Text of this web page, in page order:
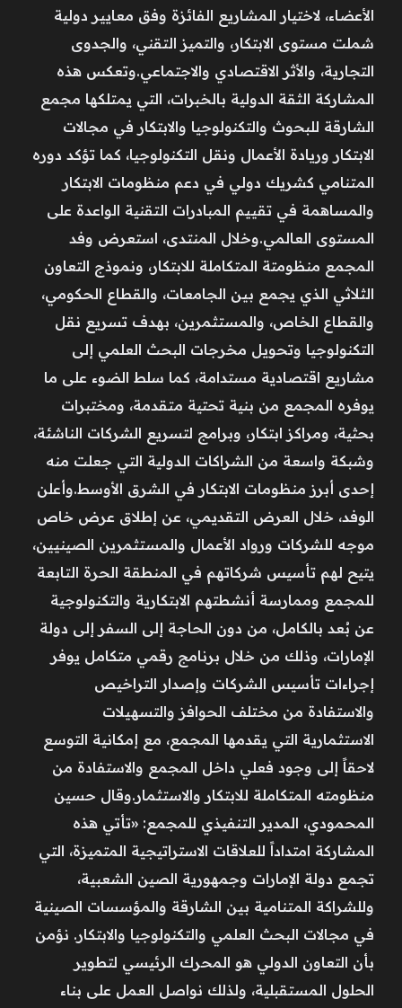
الأعضاء، لاختيار المشاريع الفائزة وفق معايير دولية
شملت مستوى الابتكار، والتميز التقني، والجدوى
التجارية، والأثر الاقتصادي والاجتماعي.وتعكس هذه
المشاركة الثقة الدولية بالخبرات، التي يمتلكها مجمع
الشارقة للبحوث والتكنولوجيا والابتكار في مجالات
الابتكار وريادة الأعمال ونقل التكنولوجيا، كما تؤكد دوره
المتنامي كشريك دولي في دعم منظومات الابتكار
والمساهمة في تقييم المبادرات التقنية الواعدة على
المستوى العالمي.وخلال المنتدى، استعرض وفد
المجمع منظومتة المتكاملة للابتكار، ونموذج التعاون
الثلاثي الذي يجمع بين الجامعات، والقطاع الحكومي،
والقطاع الخاص، والمستثمرين، بهدف تسريع نقل
التكنولوجيا وتحويل مخرجات البحث العلمي إلى
مشاريع اقتصادية مستدامة، كما سلط الضوء على ما
يوفره المجمع من بنية تحتية متقدمة، ومختبرات
بحثية، ومراكز ابتكار، وبرامج لتسريع الشركات الناشئة،
وشبكة واسعة من الشراكات الدولية التي جعلت منه
إحدى أبرز منظومات الابتكار في الشرق الأوسط.وأعلن
الوفد، خلال العرض التقديمي، عن إطلاق عرض خاص
موجه للشركات ورواد الأعمال والمستثمرين الصينيين،
يتيح لهم تأسيس شركاتهم في المنطقة الحرة التابعة
للمجمع وممارسة أنشطتهم الابتكارية والتكنولوجية
عن بُعد بالكامل، من دون الحاجة إلى السفر إلى دولة
الإمارات، وذلك من خلال برنامج رقمي متكامل يوفر
إجراءات تأسيس الشركات وإصدار التراخيص
والاستفادة من مختلف الحوافز والتسهيلات
الاستثمارية التي يقدمها المجمع، مع إمكانية التوسع
لاحقاً إلى وجود فعلي داخل المجمع والاستفادة من
منظومته المتكاملة للابتكار والاستثمار.وقال حسين
المحمودي، المدير التنفيذي للمجمع: «تأتي هذه
المشاركة امتداداً للعلاقات الاستراتيجية المتميزة، التي
تجمع دولة الإمارات وجمهورية الصين الشعبية،
وللشراكة المتنامية بين الشارقة والمؤسسات الصينية
في مجالات البحث العلمي والتكنولوجيا والابتكار. نؤمن
بأن التعاون الدولي هو المحرك الرئيسي لتطوير
الحلول المستقبلية، ولذلك نواصل العمل على بناء